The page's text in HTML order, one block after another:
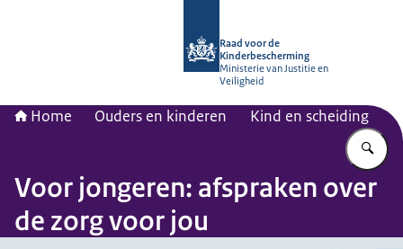
Raad voor de
Kinderbescherming
Ministerie van Justitie en
Veiligheid
Home Ouders en kinderen Kind en scheiding
Voor jongeren: afspraken over
de zorg voor jou